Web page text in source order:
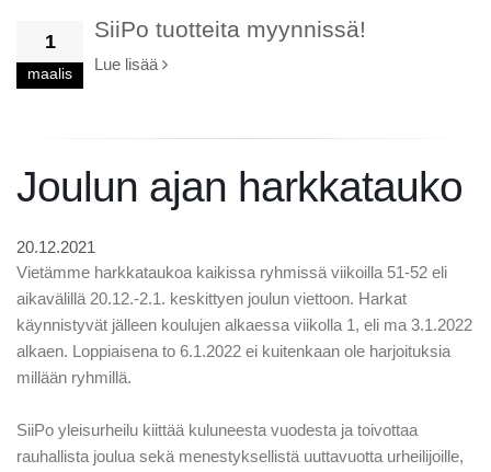
1
maalis
SiiPo tuotteita myynnissä!
Lue lisää
Joulun ajan harkkatauko
20.12.2021
Vietämme harkkataukoa kaikissa ryhmissä viikoilla 51-52 eli
aikavälillä 20.12.-2.1. keskittyen joulun viettoon. Harkat
käynnistyvät jälleen koulujen alkaessa viikolla 1, eli ma 3.1.2022
alkaen. Loppiaisena to 6.1.2022 ei kuitenkaan ole harjoituksia
millään ryhmillä.
SiiPo yleisurheilu kiittää kuluneesta vuodesta ja toivottaa
rauhallista joulua sekä menestyksellistä uuttavuotta urheilijoille,